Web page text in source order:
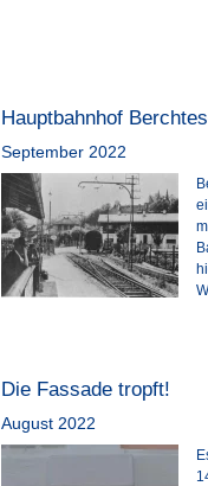
Hauptbahnhof
September 2022
Die Fassade tropft!
August 2022